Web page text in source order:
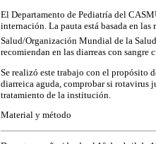
El Departamento de Pediatría del
internación. La pauta está basada en
Salud/Organización Mundial de la Salud
recomiendan en las diarreas con sangre
Se realizó este trabajo con el propósito
diarreica aguda, comprobar si rotavirus
tratamiento de la institución.
Material y método